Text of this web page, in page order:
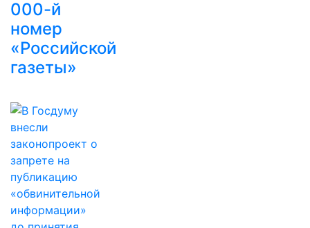
000-й
номер
«Российской
газеты»